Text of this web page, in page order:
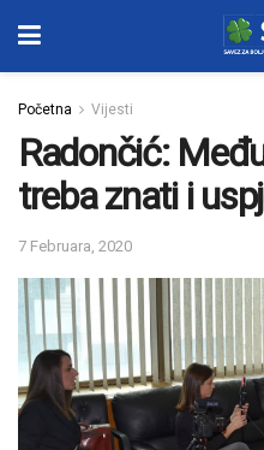
Početna Vijesti
Radončić:
treba znati i
7 Februara, 2020